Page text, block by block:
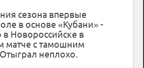
сезона впервые
в основе «Кубани» -
в Новороссийске в
матче с тамошним
неплохо.